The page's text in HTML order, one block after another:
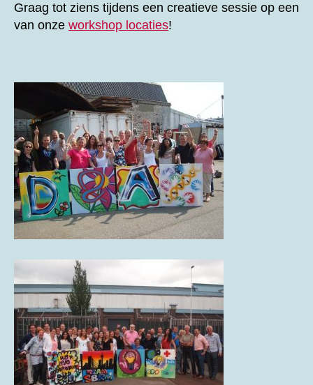
Graag tot ziens tijdens een creatieve sessie op een
van onze workshop locaties!